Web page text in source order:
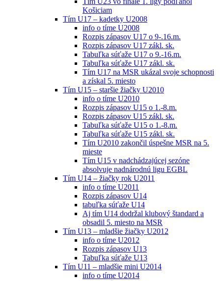
Košiciam
Tím U17 – kadetky U2008
info o tíme U2008
Rozpis zápasov U17 o 9-.16.m.
Rozpis zápasov U17 zákl. sk.
Tabuľka súťaže U17 o 9.-16.m.
Tabuľka súťaže U17 zákl. sk.
Tím U17 na MSR ukázal svoje schopnosti
a získal 5. miesto
Tím U15 – staršie žiačky U2010
info o tíme U2010
Rozpis zápasov U15 o 1.-8.m.
Rozpis zápasov U15 zákl. sk.
Tabuľka súťaže U15 o 1.-8.m.
Tabuľka súťaže U15 zákl. sk.
Tím U2010 zakončil úspešne MSR na 5.
mieste
Tím U15 v nadchádzajúcej sezóne
absolvuje nadnárodnú ligu EGBL
Tím U14 – žiačky rok U2011
info o tíme U2011
Rozpis zápasov U14
tabuľka súťaže U14
Aj tím U14 dodržal klubový štandard a
obsadil 5. miesto na MSR
Tím U13 – mladšie žiačky U2012
info o tíme U2012
Rozpis zápasov U13
Tabuľka súťaže U13
Tím U11 – mladšie mini U2014
info o tíme U2014